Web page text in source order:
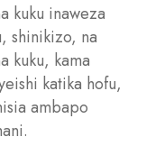
kuku inaweza
shinikizo, na
kuku, kama
katika hofu,
ambapo